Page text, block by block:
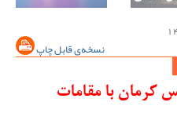
نسخه‌ی قابل چاپ
کرمان با مقامات